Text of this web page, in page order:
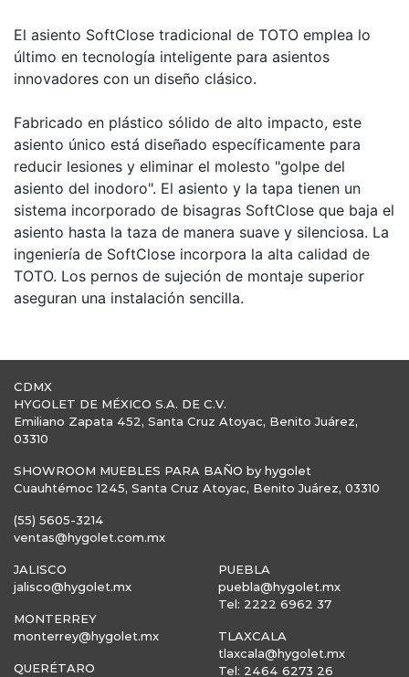
El asiento SoftClose tradicional de TOTO emplea lo
último en tecnología inteligente para asientos
innovadores con un diseño clásico.
Fabricado en plástico sólido de alto impacto, este
asiento único está diseñado específicamente para
reducir lesiones y eliminar el molesto "golpe del
asiento del inodoro". El asiento y la tapa tienen un
sistema incorporado de bisagras SoftClose que baja el
asiento hasta la taza de manera suave y silenciosa. La
ingeniería de SoftClose incorpora la alta calidad de
TOTO. Los pernos de sujeción de montaje superior
aseguran una instalación sencilla.
CDMX
HYGOLET DE MÉXICO S.A. DE C.V.
Emiliano Zapata 452, Santa Cruz Atoyac, Benito Juárez,
03310
SHOWROOM MUEBLES PARA BAÑO by hygolet
Cuauhtémoc 1245, Santa Cruz Atoyac, Benito Juárez, 03310
(55) 5605-3214
ventas@hygolet.com.mx
JALISCO
jalisco@hygolet.mx
MONTERREY
monterrey@hygolet.mx
QUERÉTARO
PUEBLA
puebla@hygolet.mx
Tel: 2222 6962 37
TLAXCALA
tlaxcala@hygolet.mx
Tel: 2464 6273 26